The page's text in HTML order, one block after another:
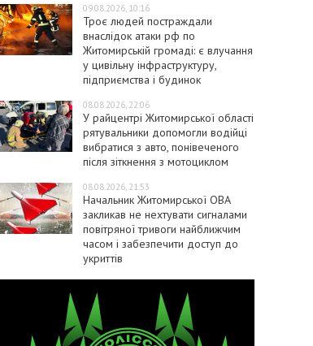
09.08.2026, 10:16
Троє людей постраждали
внаслідок атаки рф по
Житомирській громаді: є влучання
у цивільну інфраструктуру,
підприємства і будинок
08.08.2026, 22:06
У райцентрі Житомирської області
рятувальники допомогли водійці
вибратися з авто, понівеченого
після зіткнення з мотоциклом
08.08.2026, 21:53
Начальник Житомирської ОВА
закликав не нехтувати сигналами
повітряної тривоги найближчим
часом і забезпечити доступ до
укриттів